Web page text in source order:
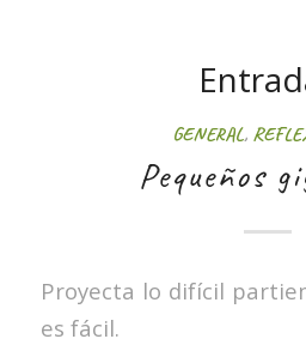
GENERAL,
Pequeños
Proyecta lo difícil
es fácil.